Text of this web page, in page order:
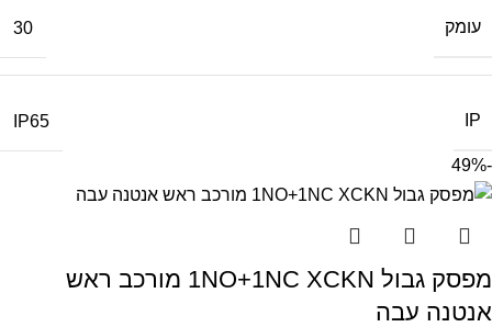
עומק 30
IP
IP65
-49%
מפסק גבול 1NO+1NC XCKN מורכב ראש
אנטנה עבה